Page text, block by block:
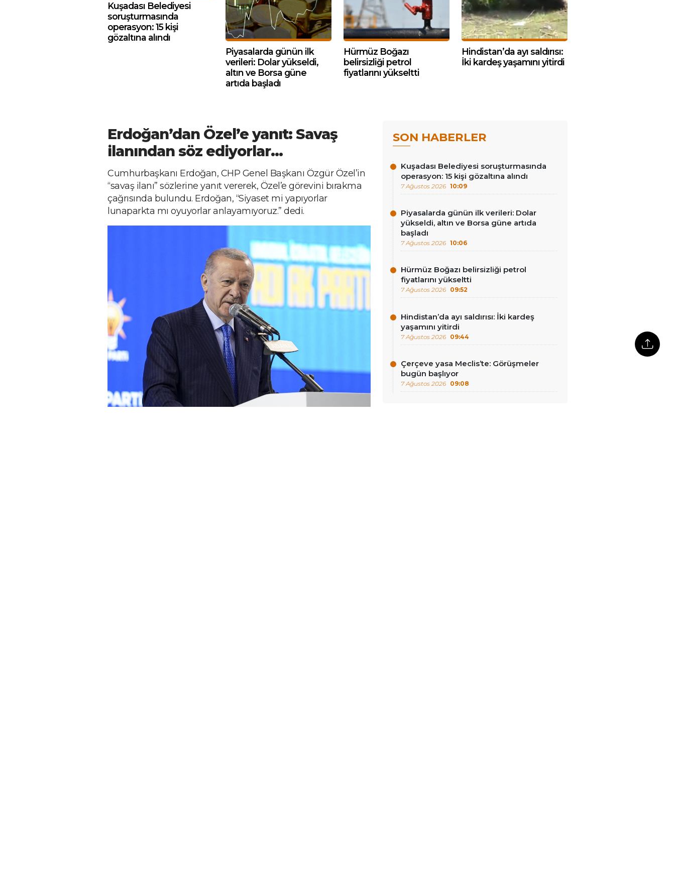
Kuşadası Belediyesi
soruşturmasında
operasyon: 15 kişi
gözaltına alındı
Piyasalarda günün ilk
verileri: Dolar yükseldi,
altın ve Borsa güne
artıda başladı
Hürmüz Boğazı
belirsizliği petrol
fiyatlarını yükseltti
Hindistan’da ayı saldırısı:
İki kardeş yaşamını yitirdi
Erdoğan’dan Özel’e yanıt: Savaş
ilanından söz ediyorlar…
Cumhurbaşkanı Erdoğan, CHP Genel Başkanı Özgür Özel’in
“savaş ilanı” sözlerine yanıt vererek, Özel’e görevini bırakma
çağrısında bulundu. Erdoğan, “Siyaset mi yapıyorlar
lunaparkta mı oyuyorlar anlayamıyoruz.” dedi.
SON HABERLER
Kuşadası Belediyesi soruşturmasında
operasyon: 15 kişi gözaltına alındı
7 Ağustos 2026 10:09
Piyasalarda günün ilk verileri: Dolar
yükseldi, altın ve Borsa güne artıda
başladı
7 Ağustos 2026 10:06
Hürmüz Boğazı belirsizliği petrol
fiyatlarını yükseltti
7 Ağustos 2026 09:52
Hindistan’da ayı saldırısı: İki kardeş
yaşamını yitirdi
7 Ağustos 2026 09:44
Çerçeve yasa Meclis’te: Görüşmeler
bugün başlıyor
7 Ağustos 2026 09:08